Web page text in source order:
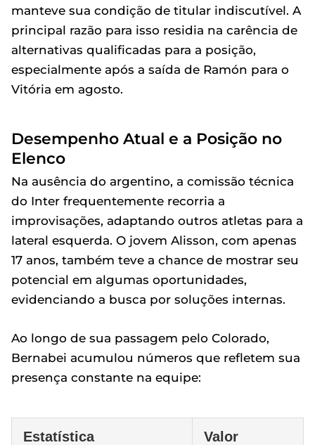
manteve sua condição de titular indiscutível. A
principal razão para isso residia na carência de
alternativas qualificadas para a posição,
especialmente após a saída de Ramón para o
Vitória em agosto.
Desempenho Atual e a Posição no
Elenco
Na ausência do argentino, a comissão técnica
do Inter frequentemente recorria a
improvisações, adaptando outros atletas para a
lateral esquerda. O jovem Alisson, com apenas
17 anos, também teve a chance de mostrar seu
potencial em algumas oportunidades,
evidenciando a busca por soluções internas.
Ao longo de sua passagem pelo Colorado,
Bernabei acumulou números que refletem sua
presença constante na equipe:
Estatística Valor